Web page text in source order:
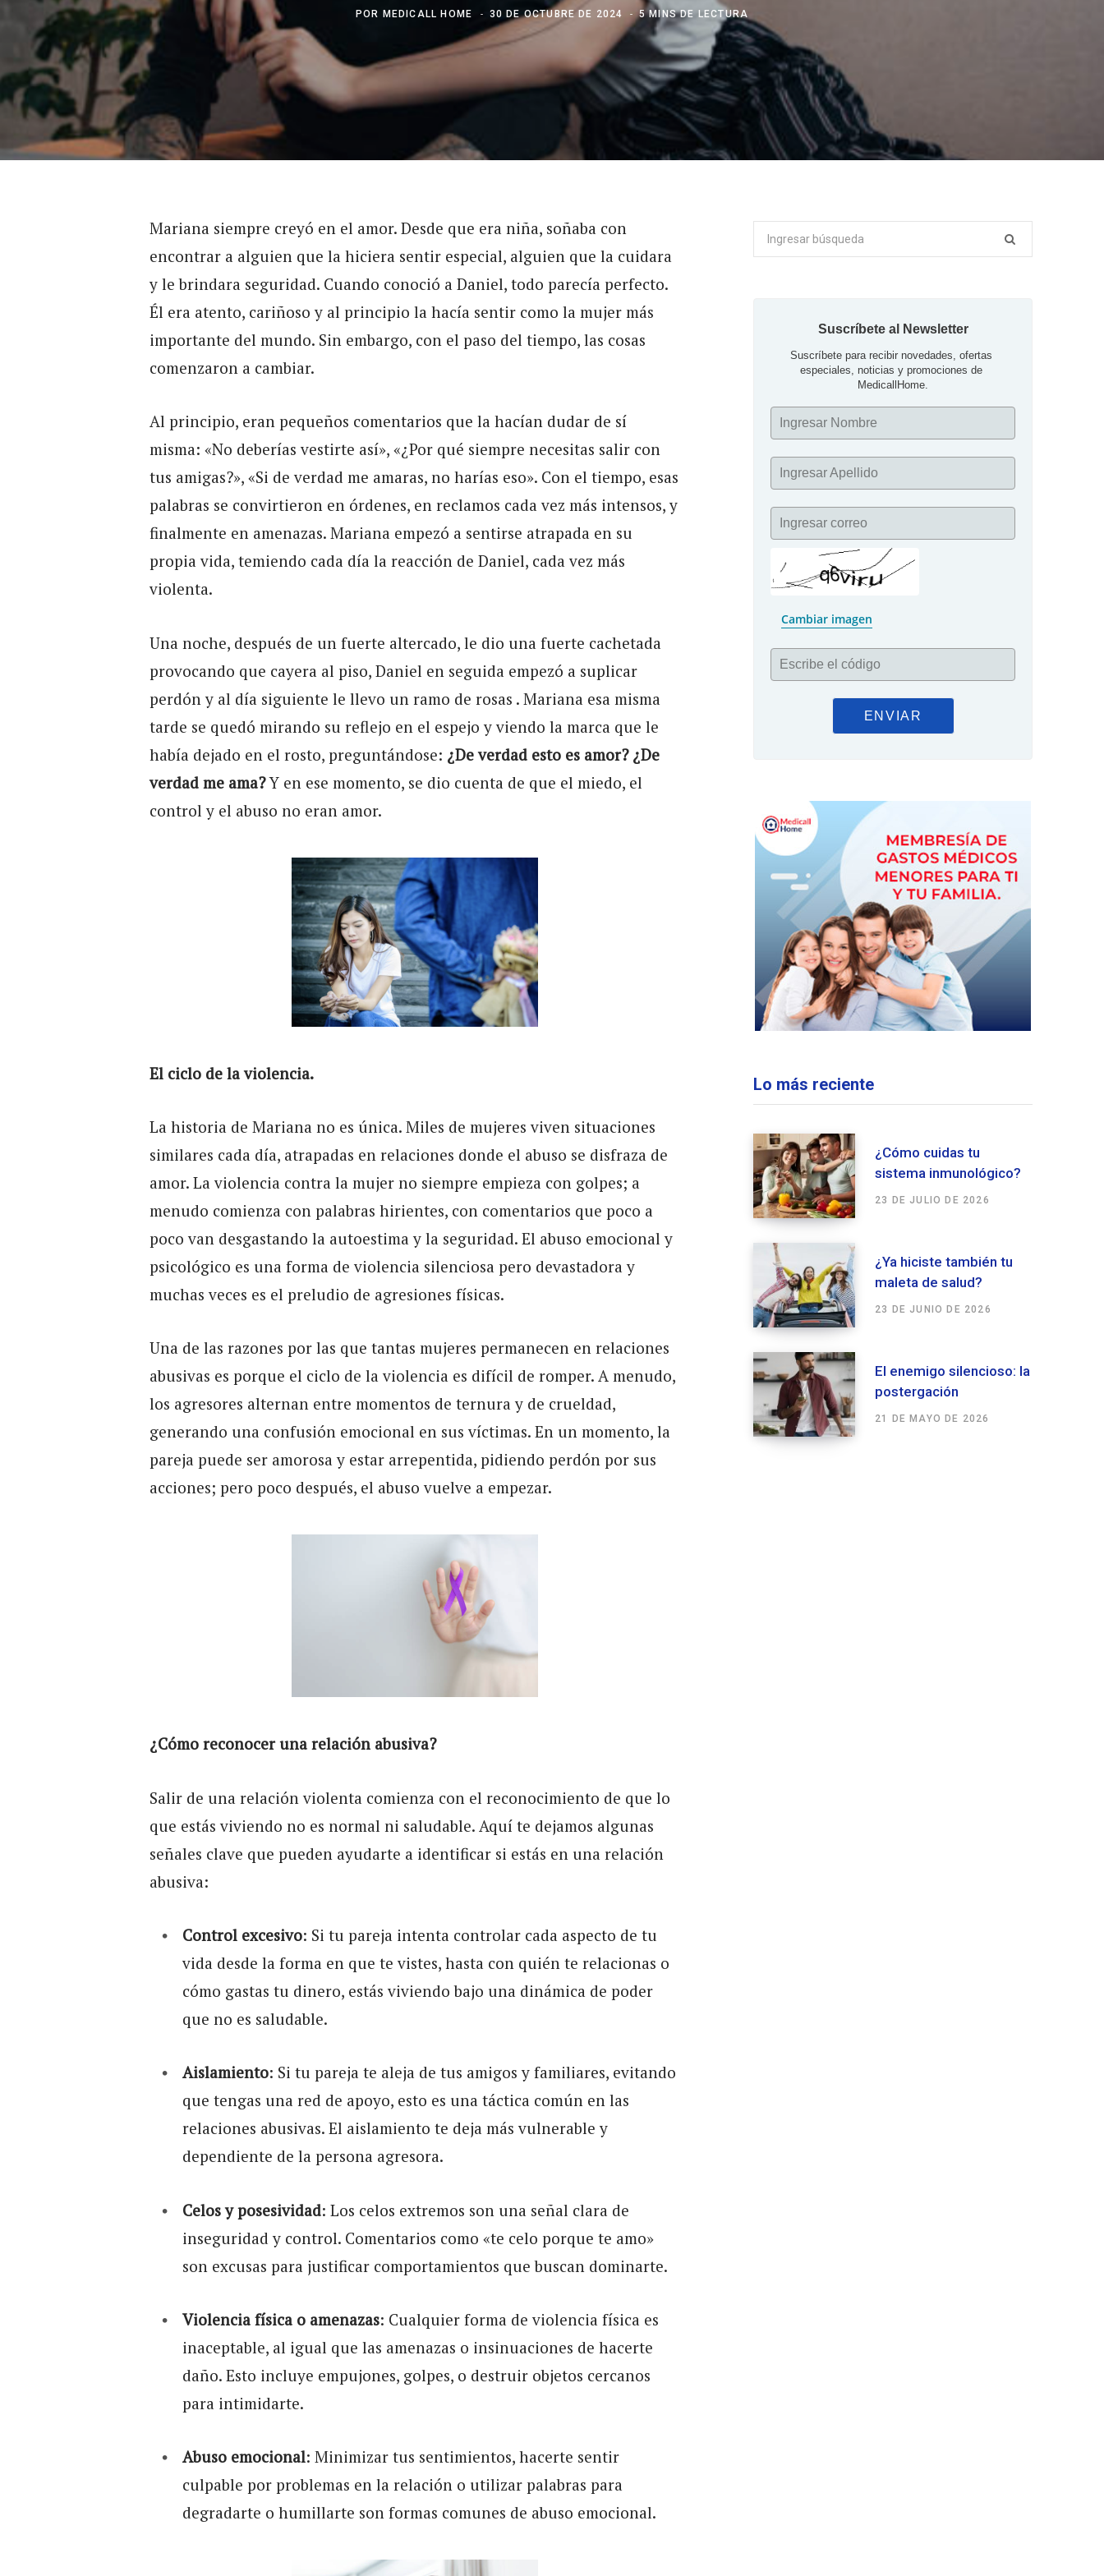
POR MEDICALL HOME 30 DE OCTUBRE DE 2024 5 MINS DE LECTURA
Mariana siempre creyó en el amor. Desde que era niña, soñaba con
encontrar a alguien que la hiciera sentir especial, alguien que la cuidara
y le brindara seguridad. Cuando conoció a Daniel, todo parecía perfecto.
Él era atento, cariñoso y al principio la hacía sentir como la mujer más
importante del mundo. Sin embargo, con el paso del tiempo, las cosas
comenzaron a cambiar.
Al principio, eran pequeños comentarios que la hacían dudar de sí
misma: «No deberías vestirte así», «¿Por qué siempre necesitas salir con
tus amigas?», «Si de verdad me amaras, no harías eso». Con el tiempo, esas
palabras se convirtieron en órdenes, en reclamos cada vez más intensos, y
finalmente en amenazas. Mariana empezó a sentirse atrapada en su
propia vida, temiendo cada día la reacción de Daniel, cada vez más
violenta.
Una noche, después de un fuerte altercado, le dio una fuerte cachetada
provocando que cayera al piso, Daniel en seguida empezó a suplicar
perdón y al día siguiente le llevo un ramo de rosas . Mariana esa misma
tarde se quedó mirando su reflejo en el espejo y viendo la marca que le
había dejado en el rosto, preguntándose: ¿De verdad esto es amor? ¿De
verdad me ama?Y en ese momento, se dio cuenta de que el miedo, el
control y el abuso no eran amor.
El ciclo de la violencia.
La historia de Mariana no es única. Miles de mujeres viven situaciones
similares cada día, atrapadas en relaciones donde el abuso se disfraza de
amor. La violencia contra la mujer no siempre empieza con golpes; a
menudo comienza con palabras hirientes, con comentarios que poco a
poco van desgastando la autoestima y la seguridad. El abuso emocional y
psicológico es una forma de violencia silenciosa pero devastadora y
muchas veces es el preludio de agresiones físicas.
Una de las razones por las que tantas mujeres permanecen en relaciones
abusivas es porque el ciclo de la violencia es difícil de romper. A menudo,
los agresores alternan entre momentos de ternura y de crueldad,
generando una confusión emocional en sus víctimas. En un momento, la
pareja puede ser amorosa y estar arrepentida, pidiendo perdón por sus
acciones; pero poco después, el abuso vuelve a empezar.
¿Cómo reconocer una relación abusiva?
Salir de una relación violenta comienza con el reconocimiento de que lo
que estás viviendo no es normal ni saludable. Aquí te dejamos algunas
señales clave que pueden ayudarte a identificar si estás en una relación
abusiva:
Control excesivo: Si tu pareja intenta controlar cada aspecto de tu
vida desde la forma en que te vistes, hasta con quién te relacionas o
cómo gastas tu dinero, estás viviendo bajo una dinámica de poder
que no es saludable.
Aislamiento: Si tu pareja te aleja de tus amigos y familiares, evitando
que tengas una red de apoyo, esto es una táctica común en las
relaciones abusivas. El aislamiento te deja más vulnerable y
dependiente de la persona agresora.
Celos y posesividad: Los celos extremos son una señal clara de
inseguridad y control. Comentarios como «te celo porque te amo»
son excusas para justificar comportamientos que buscan dominarte.
Violencia física o amenazas: Cualquier forma de violencia física es
inaceptable, al igual que las amenazas o insinuaciones de hacerte
daño. Esto incluye empujones, golpes, o destruir objetos cercanos
para intimidarte.
Abuso emocional: Minimizar tus sentimientos, hacerte sentir
culpable por problemas en la relación o utilizar palabras para
degradarte o humillarte son formas comunes de abuso emocional.
Suscríbete al Newsletter
Suscríbete para recibir novedades, ofertas
especiales, noticias y promociones de
MedicallHome.
Ingresar Nombre
Ingresar Apellido
Ingresar correo
Cambiar imagen
Escribe el código
Lo más reciente
¿Cómo cuidas tu
sistema inmunológico?
23 DE JULIO DE 2026
¿Ya hiciste también tu
maleta de salud?
23 DE JUNIO DE 2026
El enemigo silencioso: la
postergación
21 DE MAYO DE 2026